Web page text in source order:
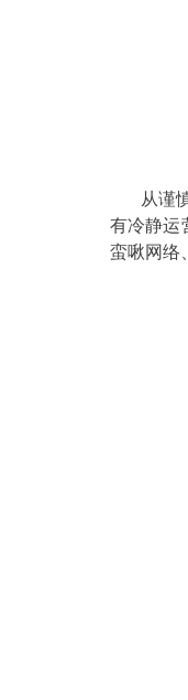
从谨
有冷静运
蛮啾网络